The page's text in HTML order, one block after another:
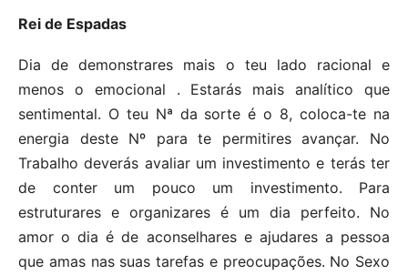
Rei de Espadas
Dia de demonstrares mais o teu lado racional e
menos o emocional . Estarás mais analítico que
sentimental. O teu Nª da sorte é o 8, coloca-te na
energia deste Nº para te permitires avançar. No
Trabalho deverás avaliar um investimento e terás ter
de conter um pouco um investimento. Para
estruturares e organizares é um dia perfeito. No
amor o dia é de aconselhares e ajudares a pessoa
que amas nas suas tarefas e preocupações. No Sexo